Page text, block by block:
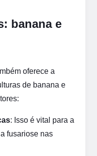
banana e
oferece a
de banana e
: Isso é vital para a
fusariose nas